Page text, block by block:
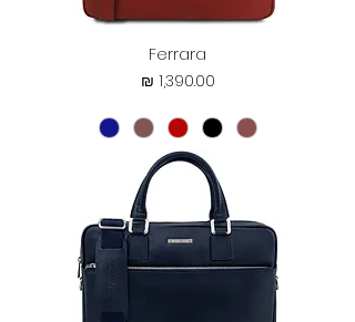
Ferrara
מחיר